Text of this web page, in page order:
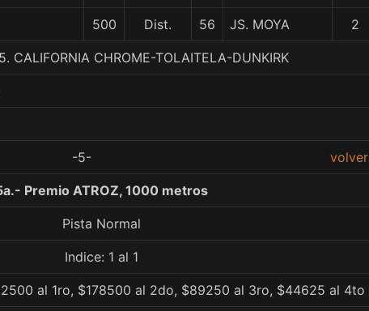
500 Dist. 56 JS. MOYA 2
CALIFORNIA CHROME-TOLAITELA-DUNKIRK
-5- volver
Premio ATROZ, 1000 metros
Pista Normal
Indice: 1 al 1
al 1ro, $178500 al 2do, $89250 al 3ro, $44625 al 4to